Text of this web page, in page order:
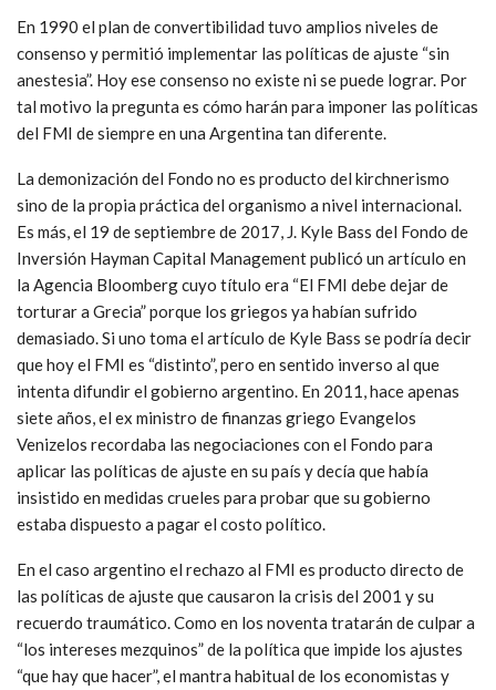
En 1990 el plan de convertibilidad tuvo amplios niveles de
consenso y permitió implementar las políticas de ajuste “sin
anestesia”. Hoy ese consenso no existe ni se puede lograr. Por
tal motivo la pregunta es cómo harán para imponer las políticas
del FMI de siempre en una Argentina tan diferente.
La demonización del Fondo no es producto del kirchnerismo
sino de la propia práctica del organismo a nivel internacional.
Es más, el 19 de septiembre de 2017, J. Kyle Bass del Fondo de
Inversión Hayman Capital Management publicó un artículo en
la Agencia Bloomberg cuyo título era “El FMI debe dejar de
torturar a Grecia” porque los griegos ya habían sufrido
demasiado. Si uno toma el artículo de Kyle Bass se podría decir
que hoy el FMI es “distinto”, pero en sentido inverso al que
intenta difundir el gobierno argentino. En 2011, hace apenas
siete años, el ex ministro de finanzas griego Evangelos
Venizelos recordaba las negociaciones con el Fondo para
aplicar las políticas de ajuste en su país y decía que había
insistido en medidas crueles para probar que su gobierno
estaba dispuesto a pagar el costo político.
En el caso argentino el rechazo al FMI es producto directo de
las políticas de ajuste que causaron la crisis del 2001 y su
recuerdo traumático. Como en los noventa tratarán de culpar a
“los intereses mezquinos” de la política que impide los ajustes
“que hay que hacer”, el mantra habitual de los economistas y